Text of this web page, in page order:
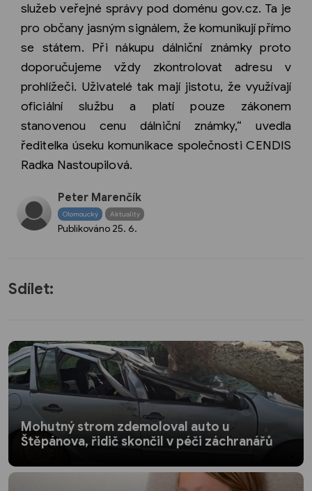
služeb veřejné správy pod doménu gov.cz. Ta je
pro občany jasným signálem, že komunikují přímo
se státem. Při nákupu dálniční známky proto
doporučujeme vždy zkontrolovat adresu v
prohlížeči. Uživatelé tak mají jistotu, že využívají
oficiální službu a platí pouze zákonem
stanovenou cenu dálniční známky,“ uvedla
ředitelka úseku komunikace společnosti CENDIS
Radka Nastoupilová.
Peter Marenčík
Olomoucký Aktuality
Publikováno 25. 6.
Sdílet:
Mohutný strom zdemoloval auto u
Štěpánova, řidič skončil v péči záchranářů